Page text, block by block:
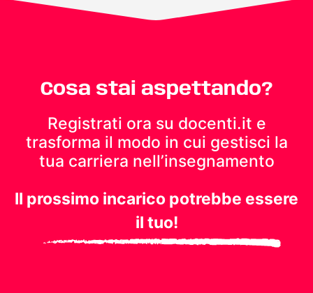
Cosa stai aspettando?
Registrati ora su docenti.it e
trasforma il modo in cui gestisci la
tua carriera nell’insegnamento
Il prossimo incarico potrebbe essere
il tuo!